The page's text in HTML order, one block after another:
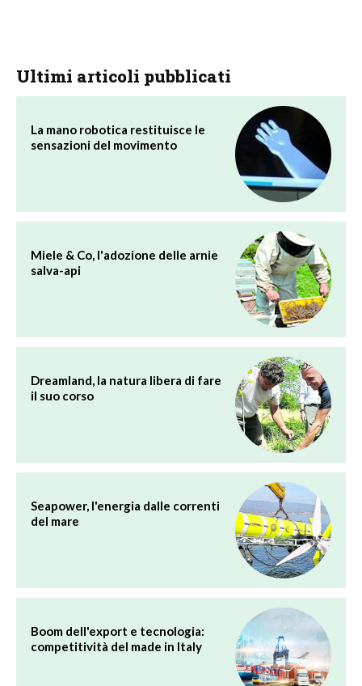
Ultimi articoli pubblicati
La mano robotica restituisce le
sensazioni del movimento
Miele & Co, l'adozione delle arnie
salva-api
Dreamland, la natura libera di fare
il suo corso
Seapower, l'energia dalle correnti
del mare
Boom dell'export e tecnologia:
competitività del made in Italy